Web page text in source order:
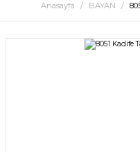
Anasayfa BAYAN